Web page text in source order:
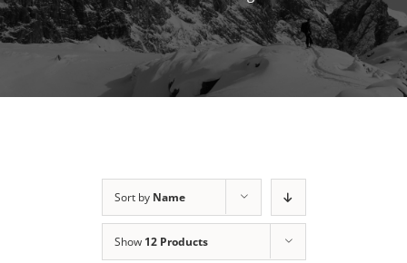
Sort by Name
Show 12 Products